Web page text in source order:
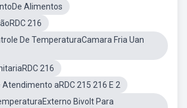
Alimentos
216
De TemperaturaCamara Fria Uan
216
Atendimento aRDC 215 216 E 2
Bivolt Para